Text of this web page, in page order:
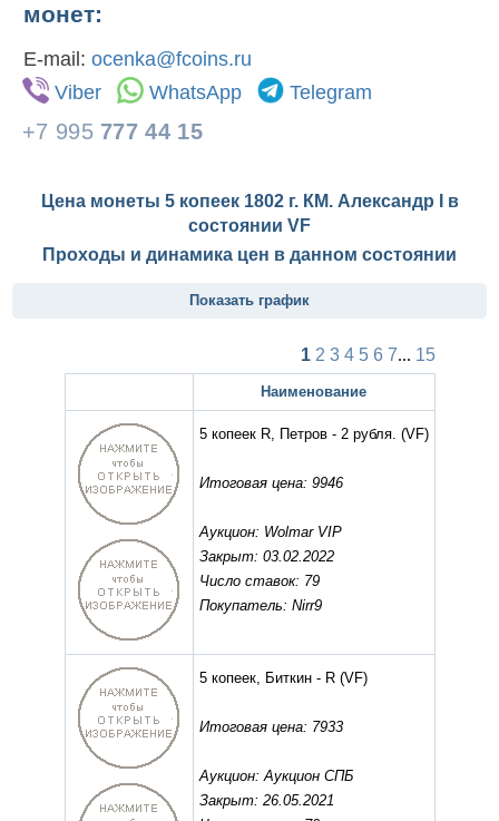
монет:
E-mail: ocenka@fcoins.ru
Viber
WhatsApp Telegram
+7 995 777 44 15
Цена монеты 5 копеек 1802 г. КМ. Александр I в
состоянии VF
Проходы и динамика цен в данном состоянии
Показать график
1 2 3 4 5 6 7... 15
Наименование
5 копеек R, Петров - 2 рубля. (VF)
Итоговая цена: 9946
Аукцион: Wolmar VIP
Закрыт: 03.02.2022
Число ставок: 79
Покупатель: Nirr9
5 копеек, Биткин - R(VF)
Итоговая цена: 7933
Аукцион: Аукцион СПБ
Закрыт: 26.05.2021